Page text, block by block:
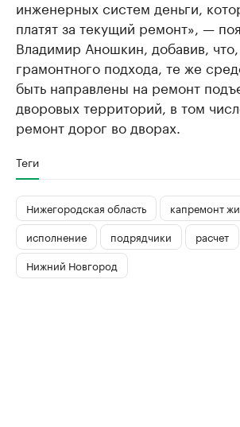
инженерных систем деньги,
платят за текущий ремонт», —
Владимир Аношкин, добавив,
грамонтного подхода, те же
быть направлены на ремонт
дворовых территорий, в том
ремонт дорог во дворах.
Теги
Нижегородская область
капремонт
исполнение
подрядчики
расчет
Нижний Новгород